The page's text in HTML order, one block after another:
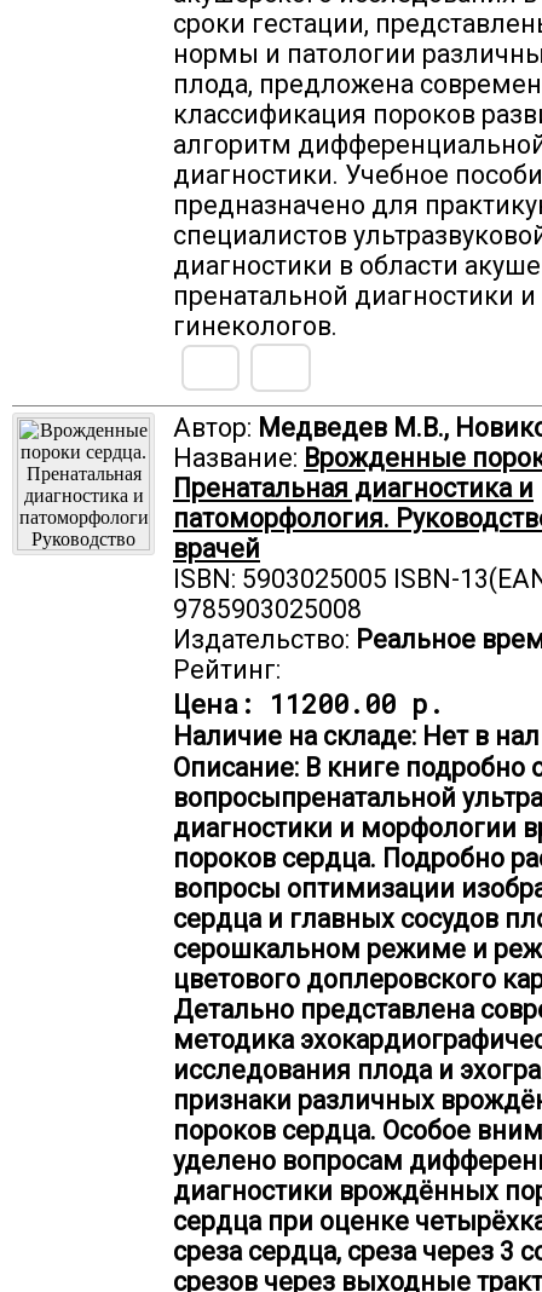
сроки гестации,
нормы и патологии
плода, предложена
классификация пороков
алгоритм
диагностики. Учебное
предназначено для
специалистов
диагностики в области
пренатальной диагностики
гинекологов.
Автор: Медведев М.В.,
Название: Врожденные
Пренатальная диагностика и
патоморфология.
врачей
ISBN: 5903025005 ISBN-
9785903025008
Издательство: Реальное
Рейтинг:
Цена: 11200.00 р.
Наличие на складе: Нет в
Описание: В книге
вопросыпренатальной
диагностики и морфологии
пороков сердца. Подробно
вопросы оптимизации
сердца и главных сосудов
серошкальном режиме и
цветового доплеровского
Детально представлена
методика
исследования плода и
признаки различных
пороков сердца. Особое
уделено вопросам
диагностики врождённых
сердца при оценке
среза сердца, среза через 3
срезов через выходные